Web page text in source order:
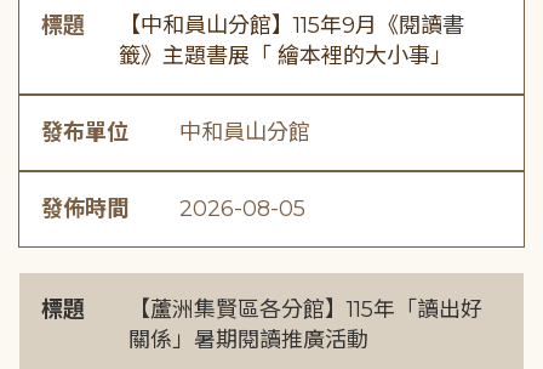
標題
【中和員山分館】115年9月《閱讀書
籤》主題書展「 繪本裡的大小事」
發布單位 中和員山分館
發佈時間 2026-08-05
標題
【蘆洲集賢區各分館】115年「讀出好
關係」暑期閱讀推廣活動